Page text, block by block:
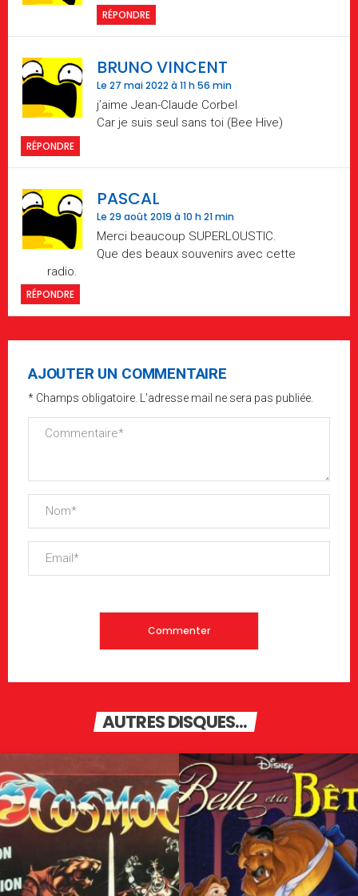
RÉPONDRE
BRUNO VINCENT
Le 27 mai 2022 à 11 h 56 min
j’aime Jean-Claude Corbel
Car je suis seul sans toi (Bee Hive)
RÉPONDRE
PASCAL
Le 29 août 2019 à 10 h 21 min
Merci beaucoup SUPERLOUSTIC.
Que des beaux souvenirs avec cette
radio.
RÉPONDRE
AJOUTER UN COMMENTAIRE
* Champs obligatoire. L'adresse mail ne sera pas publiée.
AUTRES DISQUES...